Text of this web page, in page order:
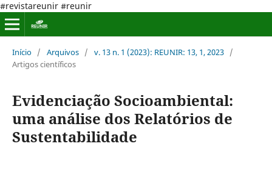
#revistareunir #reunir
Início / Arquivos / v. 13 n. 1 (2023): REUNIR: 13, 1, 2023 /
Artigos científicos
Evidenciação Socioambiental:
uma análise dos Relatórios de
Sustentabilidade